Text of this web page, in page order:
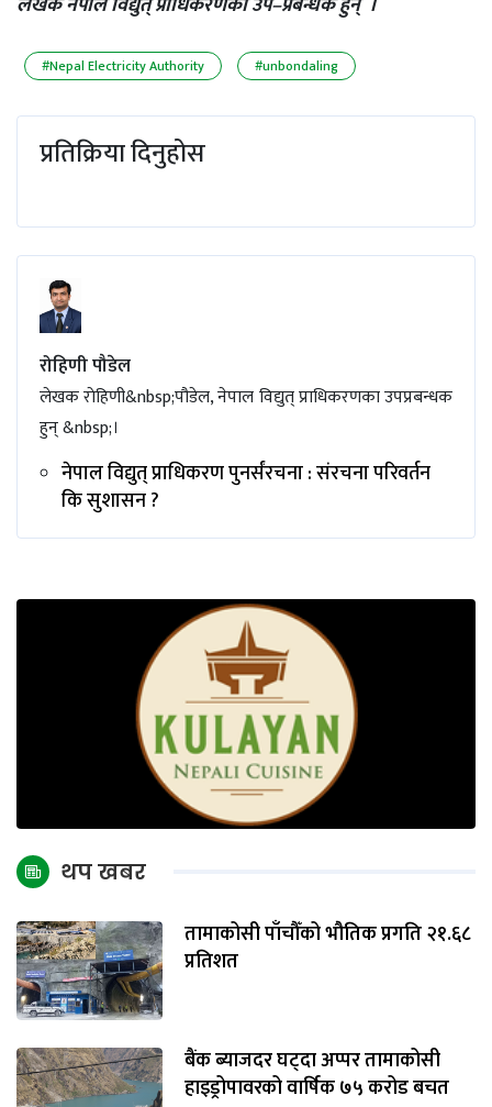
#Nepal Electricity Authority #unbondaling
प्रतिक्रिया दिनुहोस
रोहिणी पौडेल
लेखक राेहिणी&nbsp;पौडेल, नेपाल विद्युत् प्राधिकरणका उपप्रबन्धक
हुन् &nbsp;।
नेपाल विद्युत् प्राधिकरण पुनर्संरचना : संरचना परिवर्तन
कि सुशासन ?
थप खबर
तामाकोसी पाँचौँको भौतिक प्रगति २१.६८
प्रतिशत
बैंक ब्याजदर घट्दा अप्पर तामाकोसी
हाइड्रोपावरको वार्षिक ७५ करोड बचत